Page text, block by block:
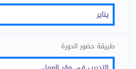
طريقة حضور الدورة